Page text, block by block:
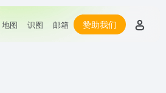
地图 识图 邮箱 赞助我们